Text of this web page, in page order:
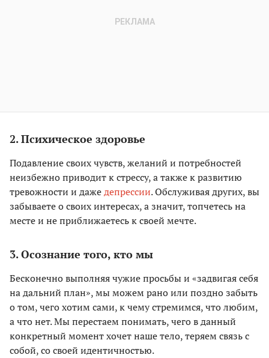
2. Психическое здоровье
Подавление своих чувств, желаний и потребностей
неизбежно приводит к стрессу, а также к развитию
тревожности и дажедепрессии. Обслуживая других, вы
забываете о своих интересах, а значит, топчетесь на
месте и не приближаетесь к своей мечте.
3. Осознание того, кто мы
Бесконечно выполняя чужие просьбы и «задвигая себя
на дальний план», мы можем рано или поздно забыть
о том, чего хотим сами, к чему стремимся, что любим,
а что нет. Мы перестаем понимать, чего в данный
конкретный момент хочет наше тело, теряем связь с
собой, со своей идентичностью.